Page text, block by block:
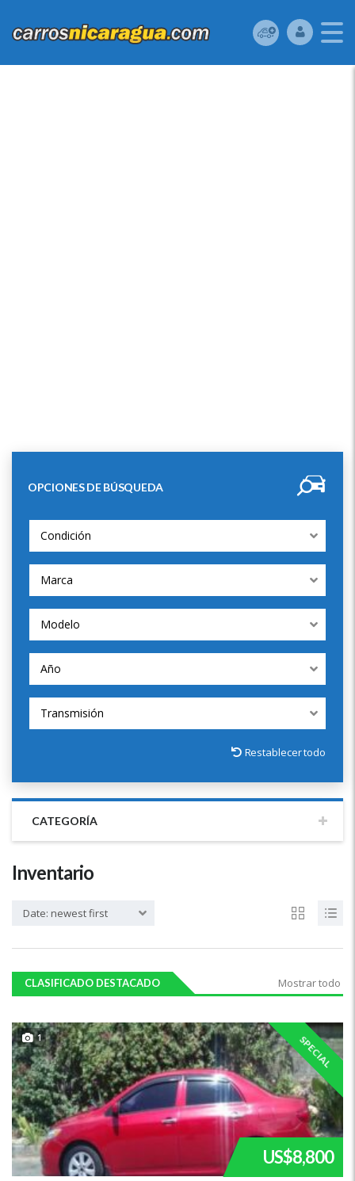
OPCIONES DE BÚSQUEDA
Condición
Marca
Modelo
Año
Transmisión
Restablecer todo
CATEGORÍA
Inventario
Date: newest first
CLASIFICADO DESTACADO Mostrar todo
1 SPECIAL
US$8,800